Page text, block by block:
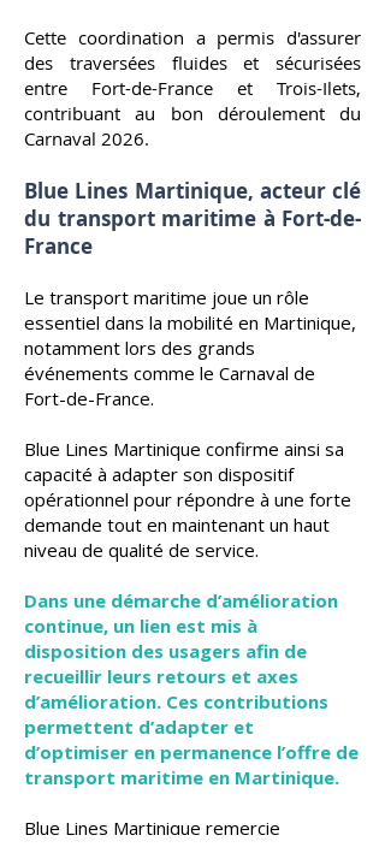
Cette coordination a permis d'assurer
des traversées fluides et sécurisées
entre Fort-de-France et Trois-Ilets,
contribuant au bon déroulement du
Carnaval 2026.
Blue Lines Martinique, acteur clé
du transport maritime à Fort-de-
France
Le transport maritime joue un rôle
essentiel dans la mobilité en Martinique,
notamment lors des grands
événements comme le Carnaval de
Fort-de-France.
Blue Lines Martinique confirme ainsi sa
capacité à adapter son dispositif
opérationnel pour répondre à une forte
demande tout en maintenant un haut
niveau de qualité de service.
Dans une démarche d’amélioration
continue, un lien est mis à
disposition des usagers afin de
recueillir leurs retours et axes
d’amélioration. Ces contributions
permettent d’adapter et
d’optimiser en permanence l’offre de
transport maritime en Martinique.
Blue Lines Martinique remercie